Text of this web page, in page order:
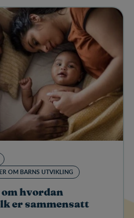
OM BARNS UTVIKLING
hvordan
er sammensatt